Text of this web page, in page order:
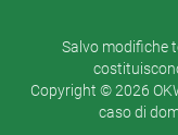
Salvo modifiche
Copyright © 2026
caso di